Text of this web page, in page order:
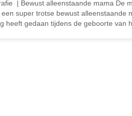
| Bewust alleenstaande mama De
super trotse bewust alleenstaande
heeft gedaan tijdens de geboorte van